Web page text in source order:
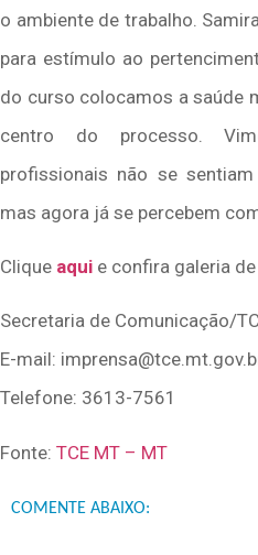
o ambiente de trabalho.
para estímulo ao
do curso colocamos a saúde
centro do processo.
profissionais não se
mas agora já se percebem
Clique aqui e confira galeria
Secretaria de Comunicação/
E-mail:
Telefone: 3613-7561
Fonte: TCE MT – MT
COMENTE ABAIXO: